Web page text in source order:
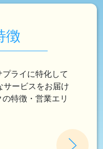
徴
ライに特化して
サービスをお届け
特徴・営業エリ